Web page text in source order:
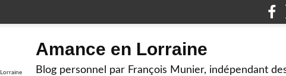
Amance en Lorraine
Blog personnel par François Munier, indépendant